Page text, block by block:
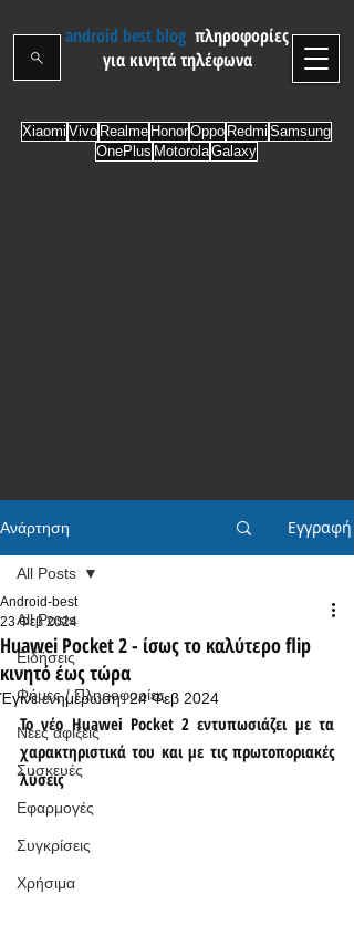
android best blog πληροφορίες
για κινητά τηλέφωνα
Xiaomi Vivo Realme HonorOppo Redmi Samsung
OnePlus MotorolaGalaxy
Ανάρτηση Εγγραφή
All Posts
Ειδήσεις
Φήμες / Πληροφορίες
Νέες αφίξεις
Συσκευές
Εφαρμογές
Συγκρίσεις
Χρήσιμα
All Posts
Huawei Pocket 2 - ίσως το καλύτερο flip
κινητό έως τώρα
Android-best
23 Φεβ 2024
Έγινε ενημέρωση:24 Φεβ 2024
Το νέο Huawei Pocket 2 εντυπωσιάζει με τα
χαρακτηριστικά του και με τις πρωτοποριακές
λύσεις